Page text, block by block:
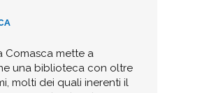
Comasca mette a
una biblioteca con oltre
molti dei quali inerenti il